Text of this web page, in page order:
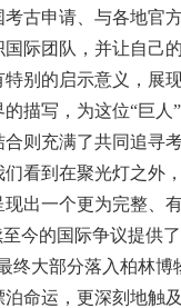
古申请、与各地官
际团队，并让自己
别的启示意义，展
描写，为这位“巨
则充满了共同追寻
看到在聚光灯之外
出一个更为完整、
今的国际争议提供
终大部分落入柏林
命运，更深刻地触